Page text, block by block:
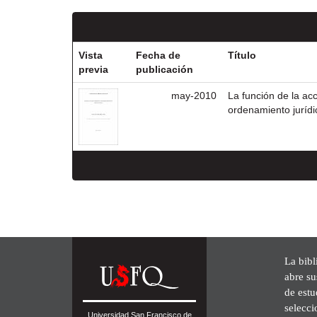
Vista
previa
Fecha de
publicación
Título
may-2010
La función de la
ordenamiento
Universidad San Francisco de
La
abre
de